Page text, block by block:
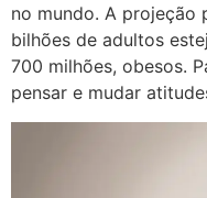
no mundo. A projeção
bilhões de adultos
700 milhões, obesos.
pensar e mudar